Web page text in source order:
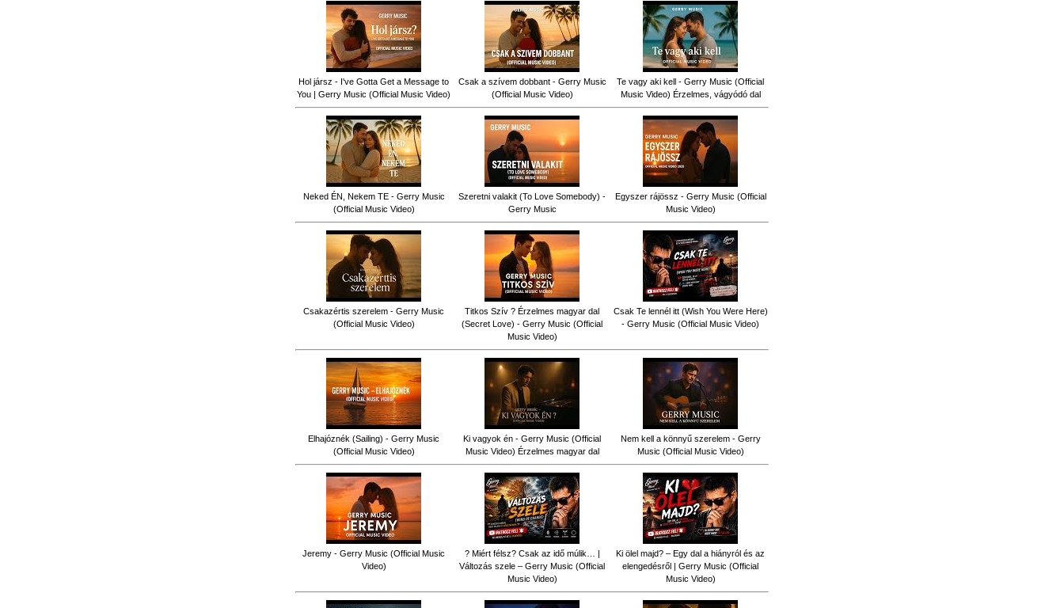
Hol jársz - I've Gotta Get a Message to
You | Gerry Music (Official Music Video)
Csak a szívem dobbant - Gerry Music
(Official Music Video)
Te vagy aki kell - Gerry Music (Official
Music Video) Érzelmes, vágyódó dal
Neked ÉN, Nekem TE - Gerry Music
(Official Music Video)
Szeretni valakit (To Love Somebody) -
Gerry Music
Egyszer rájössz - Gerry Music (Official
Music Video)
Csakazértis szerelem - Gerry Music
(Official Music Video)
Titkos Szív ? Érzelmes magyar dal
(Secret Love) - Gerry Music (Official
Music Video)
Csak Te lennél itt (Wish You Were Here)
- Gerry Music (Official Music Video)
Elhajóznék (Sailing) - Gerry Music
(Official Music Video)
Ki vagyok én - Gerry Music (Official
Music Video) Érzelmes magyar dal
Nem kell a könnyű szerelem - Gerry
Music (Official Music Video)
Jeremy - Gerry Music (Official Music
Video)
? Miért félsz? Csak az idő múlik… |
Változás szele – Gerry Music (Official
Music Video)
Ki ölel majd? – Egy dal a hiányról és az
elengedésről | Gerry Music (Official
Music Video)